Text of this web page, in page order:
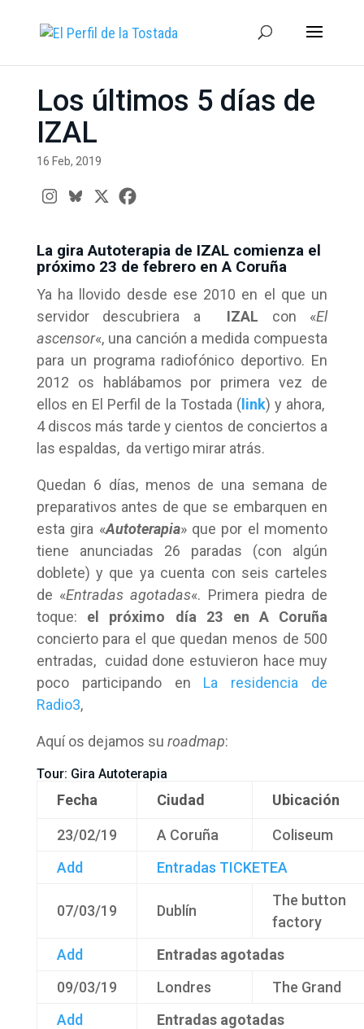
Los últimos 5 días de
IZAL
16 Feb, 2019
La gira Autoterapia de IZAL comienza el
próximo 23 de febrero en A Coruña
Ya ha llovido desde ese 2010 en el que un
servidor descubriera a IZAL con «El
ascensor«, una canción a medida compuesta
para un programa radiofónico deportivo. En
2012 os hablábamos por primera vez de
ellos en El Perfil de la Tostada (link) y ahora,
4 discos más tarde y cientos de conciertos a
las espaldas, da vertigo mirar atrás.
Quedan 6 días, menos de una semana de
preparativos antes de que se embarquen en
esta gira «Autoterapia» que por el momento
tiene anunciadas 26 paradas (con algún
doblete) y que ya cuenta con seis carteles
de «Entradas agotadas«. Primera piedra de
toque: el próximo día 23 en A Coruña
concierto para el que quedan menos de 500
entradas, cuidad done estuvieron hace muy
poco participando en La residencia de
Radio3,
Aquí os dejamos su roadmap:
Tour: Gira Autoterapia
Fecha Ciudad Ubicación
23/02/19 A Coruña
Coliseum
Add
Entradas TICKETEA
07/03/19 Dublín
The button
factory
Add
Entradas agotadas
09/03/19
Londres
The Grand
Add
Entradas agotadas